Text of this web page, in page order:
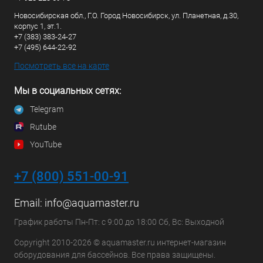
Новосибирская обл., Г.О. Город Новосибирск, ул. Планетная, д.30,
корпус 1, эт.1.
+7 (383) 383-24-27
+7 (495) 644-22-92
Посмотреть все на карте
Мы в социальных сетях:
Telegram
Rutube
YouTube
+7 (800) 551-00-91
Email: info@aquamaster.ru
График работы Пн-Пт: с 9:00 до 18:00 Сб, Вс: Выходной
Copyright 2010-2026 © aquamaster.ru интернет-магазин
оборудования для бассейнов. Все права защищены.